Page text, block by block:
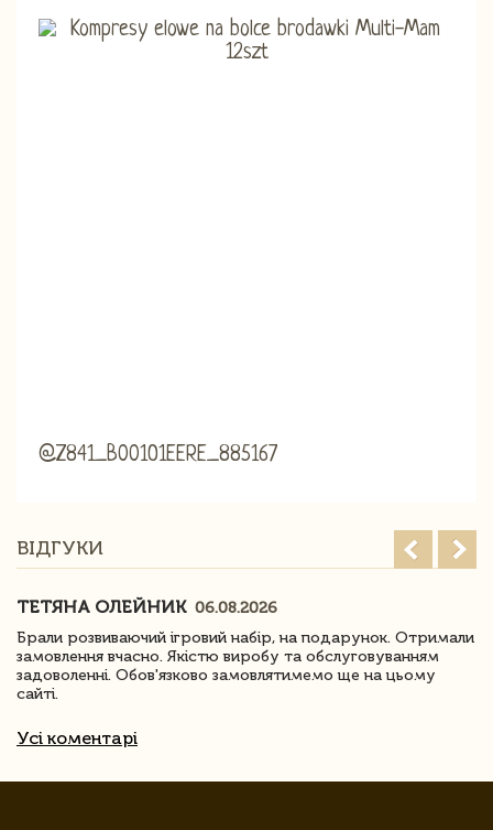
@Z841_B001O1EERE_885167
ВІДГУКИ
ТЕТЯНА ОЛЕЙНИК 06.08.2026
Брали розвиваючий ігровий набір, на подарунок. Отримали
замовлення вчасно. Якістю виробу та обслуговуванням
задоволенні. Обов'язково замовлятимемо ще на цьому
сайті.
Усі коментарі